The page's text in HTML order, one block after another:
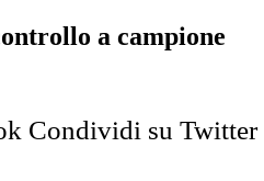
a campione
Condividi su Twitter